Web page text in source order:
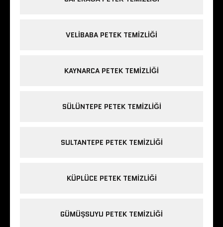
VELIBABA PETEK TEMIZLIĞI
KAYNARCA PETEK TEMIZLIĞI
SÜLÜNTEPE PETEK TEMIZLIĞI
SULTANTEPE PETEK TEMIZLIĞI
KÜPLÜCE PETEK TEMIZLIĞI
GÜMÜŞSUYU PETEK TEMIZLIĞI